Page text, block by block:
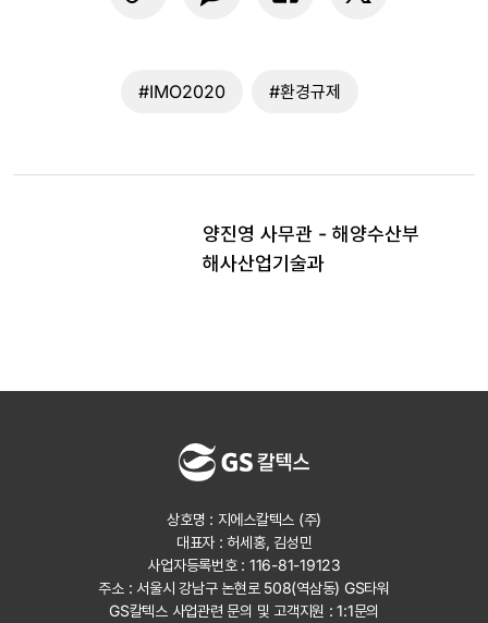
#IMO2020 #환경규제
양진영 사무관 - 해양수산부
해사산업기술과
상호명 : 지에스칼텍스 (주)
대표자 : 허세홍, 김성민
사업자등록번호 : 116-81-19123
주소 : 서울시 강남구 논현로 508(역삼동) GS타워
GS칼텍스 사업관련 문의 및 고객지원 :1:1문의